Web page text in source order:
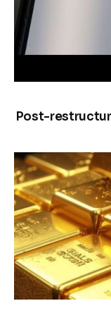
Post-